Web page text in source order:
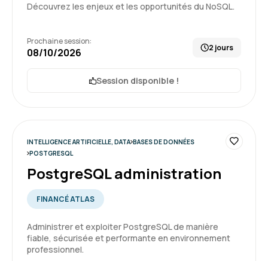
Yvan R.
patient, je suis très satisfait du déroulé de ma
Je suis entièrement satisfait de la formation.
Découvrez les enjeux et les opportunités du NoSQL.
Prochaine session:
08/10/2026 2 jours
Session disponible !
INTELLIGENCE ARTIFICIELLE, DATA BASES DE DONNÉES
POSTGRESQL
PostgreSQL administration
FINANCÉ ATLAS
Administrer et exploiter PostgreSQL de manière
fiable, sécurisée et performante en environnement
professionnel.